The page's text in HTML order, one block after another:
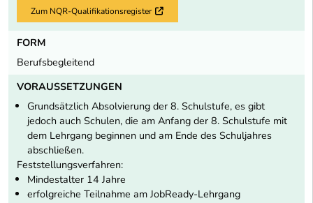
Zum NQR-Qualifikationsregister Externer Link
FORM
Berufsbegleitend
VORAUSSETZUNGEN
Grundsätzlich Absolvierung der 8. Schulstufe, es gibt
jedoch auch Schulen, die am Anfang der 8. Schulstufe mit
dem Lehrgang beginnen und am Ende des Schuljahres
abschließen.
Feststellungsverfahren:
Mindestalter 14 Jahre
erfolgreiche Teilnahme am JobReady-Lehrgang